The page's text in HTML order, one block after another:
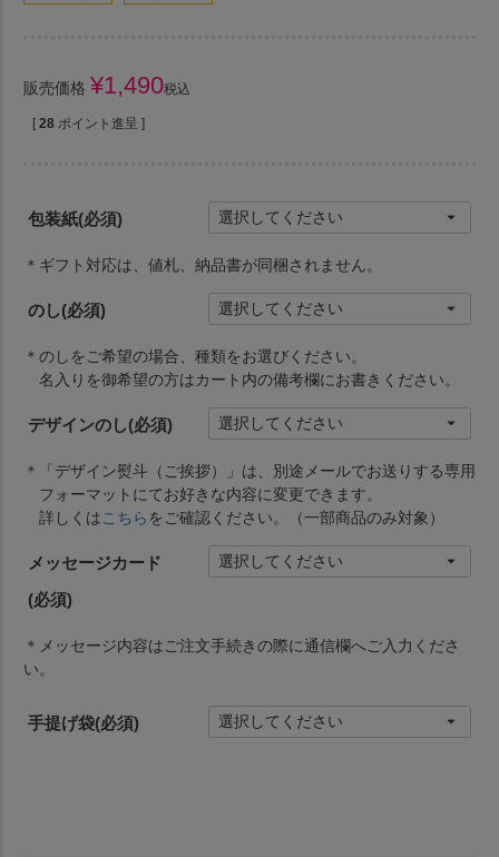
販売価格 ¥1,490税込
[ 28 ポイント進呈 ]
包装紙(必須)
＊ギフト対応は、値札、納品書が同梱されません。
のし(必須)
＊のしをご希望の場合、種類をお選びください。
名入りを御希望の方はカート内の備考欄にお書きください。
デザインのし(必須)
＊「デザイン熨斗（ご挨拶）」は、別途メールでお送りする専用
フォーマットにてお好きな内容に変更できます。
詳しくは こちら をご確認ください。（一部商品のみ対象）
メッセージカード
(必須)
＊メッセージ内容はご注文手続きの際に通信欄へご入力くださ
い。
手提げ袋(必須)